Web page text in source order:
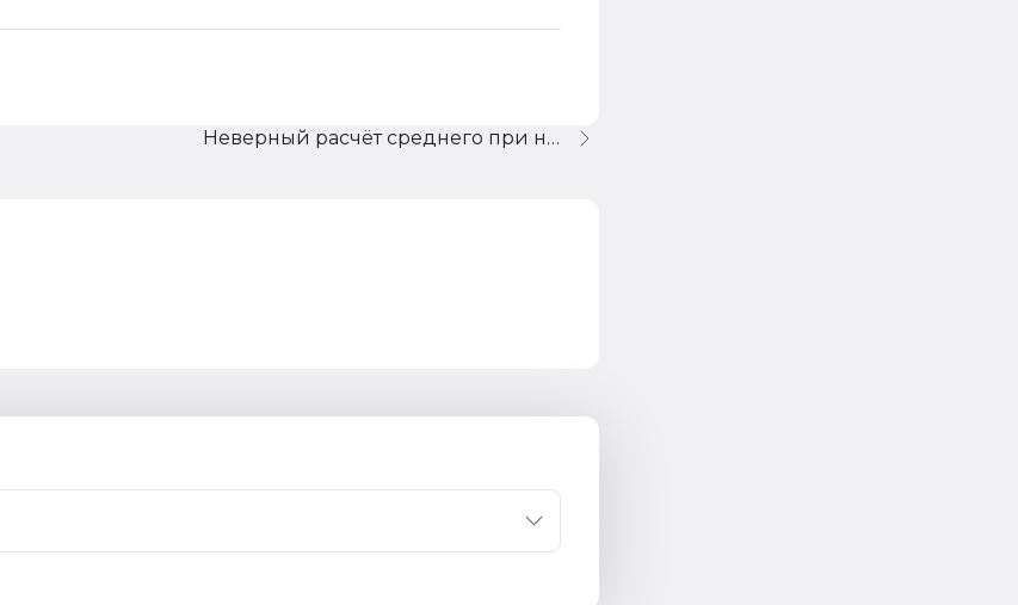
Неверный расчёт среднего при начислении отпуска....